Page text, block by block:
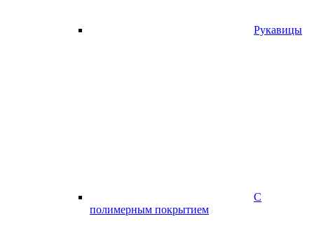
Рукавицы
С
полимерным покрытием